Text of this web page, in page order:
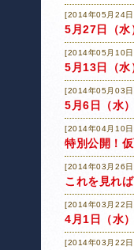
[2014年05月24
5月27日（水
[2014年05月10
5月13日（水
[2014年05月03
5月6日（水
[2014年04月10
特別公開！
[2014年03月26
これを見れ
[2014年03月22
4月1日（水
[2014年03月22